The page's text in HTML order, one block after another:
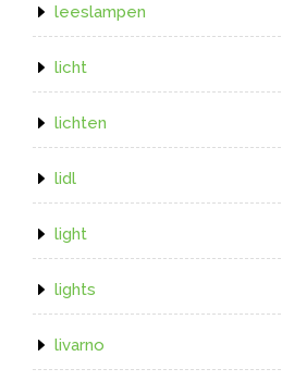
leeslampen
licht
lichten
lidl
light
lights
livarno